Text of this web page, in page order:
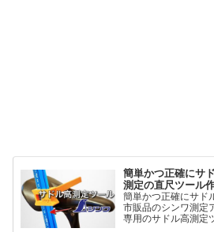
簡単かつ正確にサ
測定の直尺ツール
簡単かつ正確にサド
市販品のシンワ測定
専用のサドル高測定